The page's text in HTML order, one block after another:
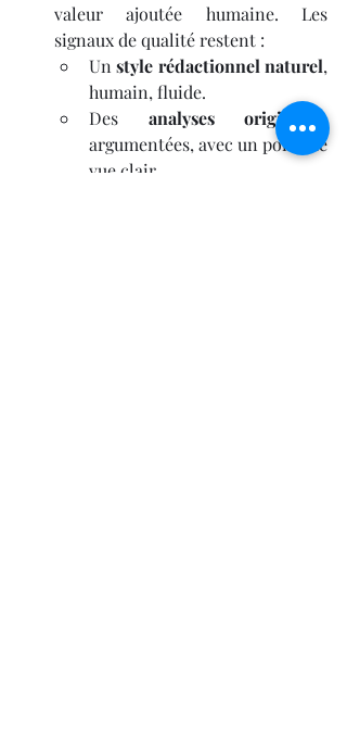
valeur ajoutée humaine. Les
signaux de qualité restent :
Un style rédactionnel naturel,
humain, fluide.
Des analyses originales,
argumentées, avec un point de
vue clair.